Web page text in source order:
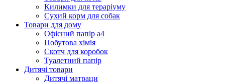
Килимки для тераріуму
Сухий корм для собак
Товари для дому
Офісний папір а4
Побутова хімія
Скотч для коробок
Туалетний папір
Дитячі товари
Дитячі матраци